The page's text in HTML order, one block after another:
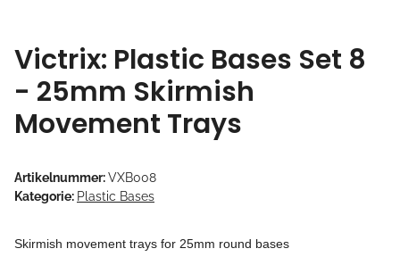
Victrix: Plastic Bases Set 8
- 25mm Skirmish
Movement Trays
Artikelnummer:VXB008
Kategorie: Plastic Bases
Skirmish movement trays for 25mm round bases